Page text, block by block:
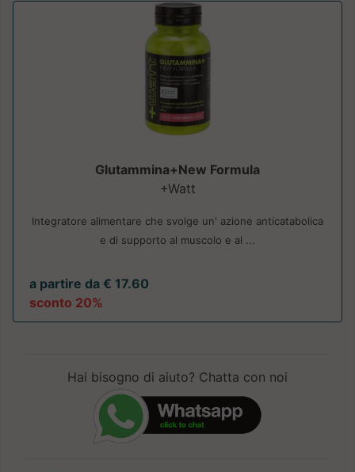
Glutammina+New Formula
+Watt
Integratore alimentare che svolge un' azione anticatabolica
e di supporto al muscolo e al ...
a partire da € 17.60
sconto 20%
Hai bisogno di aiuto? Chatta con noi